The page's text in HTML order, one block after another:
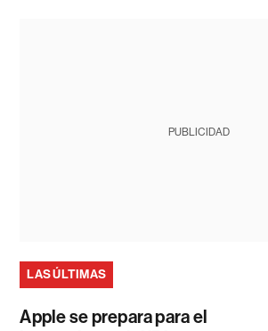
PUBLICIDAD
LAS ÚLTIMAS
Apple se prepara para el